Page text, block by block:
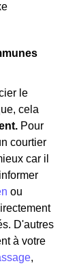
le
cela
Pour
courtier
car il
ou
D'autres
à votre
,